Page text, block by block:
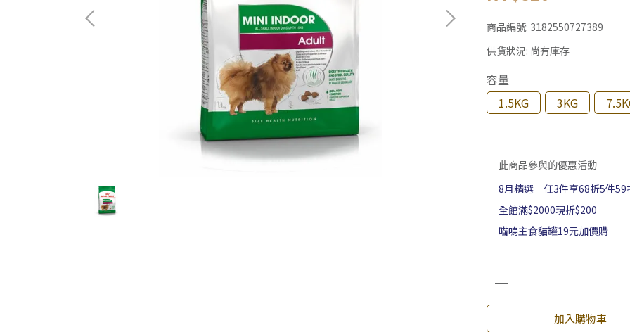
商品編號: 3182550727389
供貨狀況: 尚有庫存
容量
1.5KG
3KG
此商品參與的優惠活動
8月精選｜任3件享68折5件59
全館滿$2000現折$200
喵嗚主食貓罐19元加價購
加入購物車